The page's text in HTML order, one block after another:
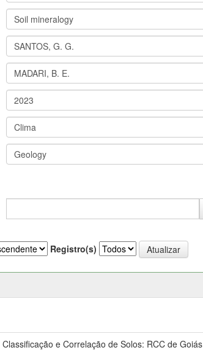
Registro(s)
e Correlação de Solos: RCC de Goiás